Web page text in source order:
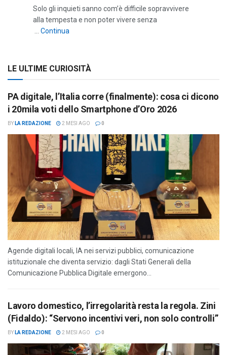
Solo gli inquieti sanno com’è difficile sopravvivere
alla tempesta e non poter vivere senza
… Continua
LE ULTIME CURIOSITÀ
PA digitale, l’Italia corre (finalmente): cosa ci dicono
i 20mila voti dello Smartphone d’Oro 2026
BY LA REDAZIONE 2 MESI AGO 0
Agende digitali locali, IA nei servizi pubblici, comunicazione
istituzionale che diventa servizio: dagli Stati Generali della
Comunicazione Pubblica Digitale emergono...
Lavoro domestico, l’irregolarità resta la regola. Zini
(Fidaldo): “Servono incentivi veri, non solo controlli”
BY LA REDAZIONE 2 MESI AGO 0